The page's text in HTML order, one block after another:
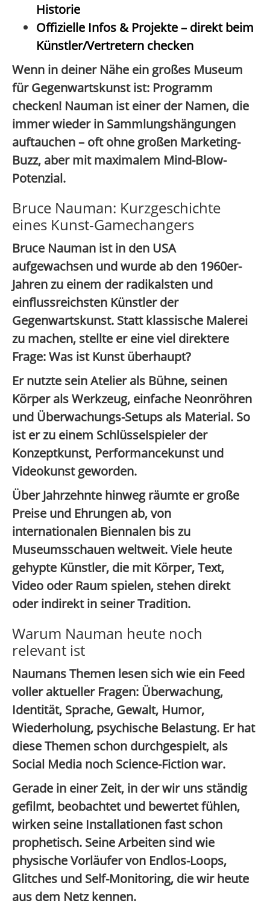
Historie
Offizielle Infos & Projekte– direkt beim
Künstler/Vertretern checken
Wenn in deiner Nähe ein großes Museum
für Gegenwartskunst ist: Programm
checken! Nauman ist einer der Namen, die
immer wieder in Sammlungshängungen
auftauchen – oft ohne großen Marketing-
Buzz, aber mit maximalem Mind-Blow-
Potenzial.
Bruce Nauman: Kurzgeschichte
eines Kunst-Gamechangers
Bruce Nauman ist in den USA
aufgewachsen und wurde ab den 1960er-
Jahren zu einem derradikalsten und
einflussreichsten Künstler der
Gegenwartskunst. Statt klassische Malerei
zu machen, stellte er eine viel direktere
Frage:Was ist Kunst überhaupt?
Er nutzte sein Atelier als Bühne, seinen
Körper als Werkzeug, einfache Neonröhren
und Überwachungs-Setups als Material. So
ist er zu einem Schlüsselspieler der
Konzeptkunst, Performancekunst und
Videokunstgeworden.
Über Jahrzehnte hinweg räumte er große
Preise und Ehrungen ab, von
internationalen Biennalen bis zu
Museumsschauen weltweit. Viele heute
gehypte Künstler, die mit Körper, Text,
Video oder Raum spielen, stehen direkt
oder indirekt in seiner Tradition.
Warum Nauman heute noch
relevant ist
Naumans Themen lesen sich wie ein Feed
voller aktueller Fragen: Überwachung,
Identität, Sprache, Gewalt, Humor,
Wiederholung, psychische Belastung. Er hat
diese Themen schon durchgespielt, als
Social Media noch Science-Fiction war.
Gerade in einer Zeit, in der wir uns ständig
gefilmt, beobachtet und bewertet fühlen,
wirken seine Installationenfast schon
prophetisch. Seine Arbeiten sind wie
physische Vorläufer von Endlos-Loops,
Glitches und Self-Monitoring, die wir heute
aus dem Netz kennen.